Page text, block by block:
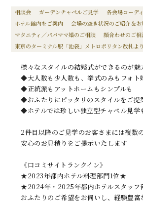
相談会 ガーデンチャペルご見学 各会場コーデ
ホテル館内をご案内
会場の空き状況のご紹介＆
マタニティ／パパママ婚のご相談
顔合わせのご相
東京のターミナル駅「池袋」メトロポリタン改札よ
様々なスタイルの結婚式ができるのが魅
◆大人数も少人数も、挙式のみもフォト
◆正統派もアットホームもシンプルも
◆おふたりにピッタリのスタイルをご提
◆ホテルでは珍しい独立型チャペル見学
2件目以降のご見学のお客さまには複数
安心のお見積りをご提示いたします
《口コミサイトランクイン》
★2023年都内ホテル料理部門1位★
★2024年・2025年都内ホテルスタッフ
おふたりのご希望をお伺いし、経験豊